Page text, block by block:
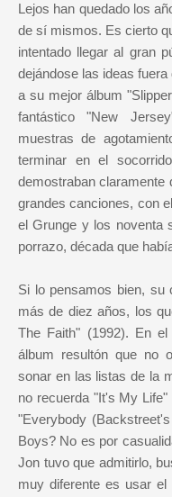
Lejos han quedado los
de sí mismos. Es cierto
intentado llegar al gran
dejándose las ideas
a su mejor álbum
fantástico "New
muestras de
terminar en el
demostraban claramente
grandes canciones, con
el Grunge y los noventa
porrazo, década que
Si lo pensamos bien, su
más de diez años, los
The Faith" (1992). En
álbum resultón que no
sonar en las listas de la
no recuerda "It's My
"Everybody
Boys? No es por
Jon tuvo que admitirlo,
muy diferente es usar